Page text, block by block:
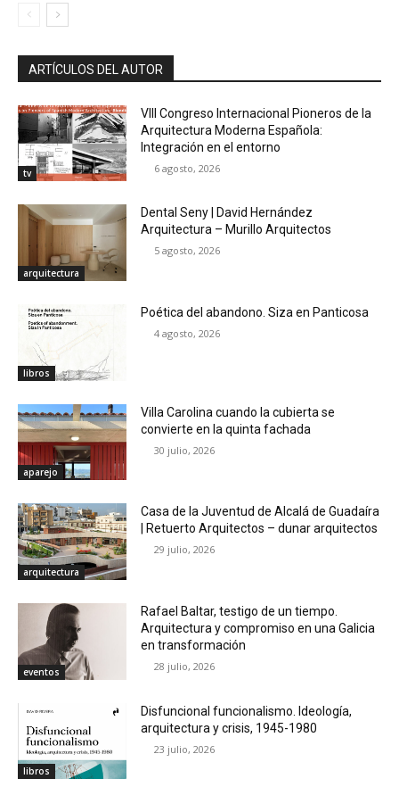
ARTÍCULOS DEL AUTOR
tv
VIII Congreso Internacional Pioneros de la
Arquitectura Moderna Española:
Integración en el entorno
6 agosto, 2026
arquitectura
Dental Seny | David Hernández
Arquitectura – Murillo Arquitectos
5 agosto, 2026
libros
Poética del abandono. Siza en Panticosa
4 agosto, 2026
aparejo
Villa Carolina cuando la cubierta se
convierte en la quinta fachada
30 julio, 2026
arquitectura
Casa de la Juventud de Alcalá de Guadaíra
| Retuerto Arquitectos – dunar arquitectos
29 julio, 2026
eventos
Rafael Baltar, testigo de un tiempo.
Arquitectura y compromiso en una Galicia
en transformación
28 julio, 2026
libros
Disfuncional funcionalismo. Ideología,
arquitectura y crisis, 1945-1980
23 julio, 2026